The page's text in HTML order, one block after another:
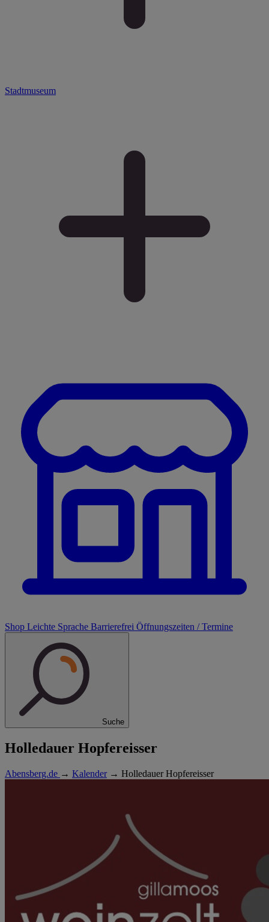
Stadtmuseum
Shop Leichte Sprache Barrierefrei Öffnungszeiten / Termine
Suche
Holledauer Hopfereisser
Abensberg.de → Kalender → Holledauer Hopfereisser